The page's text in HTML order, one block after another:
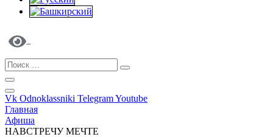
Vk Odnoklassniki TelegramYoutube
Главная
Афиша
НАВСТРЕЧУ МЕЧТЕ